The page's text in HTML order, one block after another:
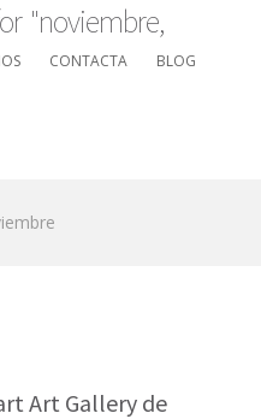
CONTACTA BLOG
"noviembre,
Art Gallery de